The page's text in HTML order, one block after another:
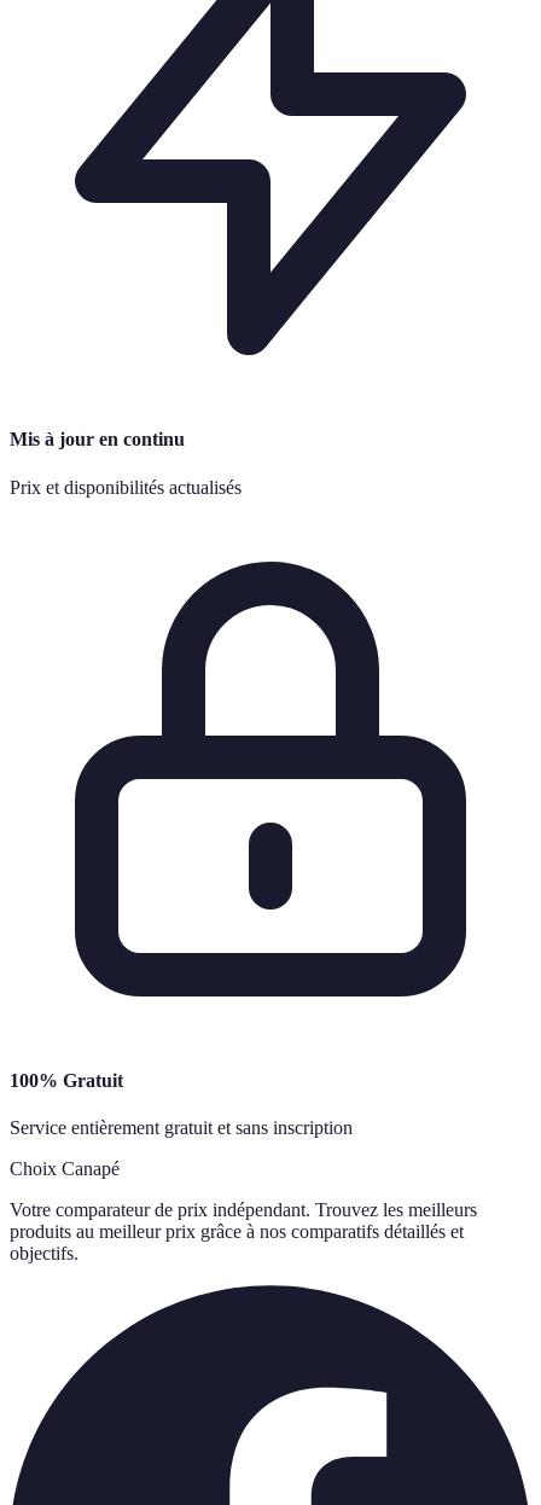
Mis à jour en continu
Prix et disponibilités actualisés
100% Gratuit
Service entièrement gratuit et sans inscription
Choix Canapé
Votre comparateur de prix indépendant. Trouvez les meilleurs
produits au meilleur prix grâce à nos comparatifs détaillés et
objectifs.